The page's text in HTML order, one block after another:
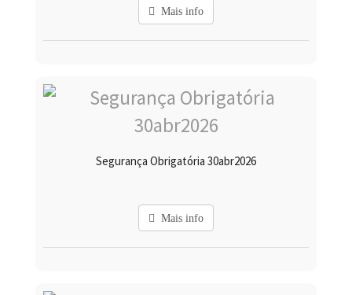
Mais info
Segurança Obrigatória 30abr2026
Mais info